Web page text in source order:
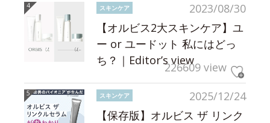
2023/08/30
スキンケア
【オルビス2大スキンケア】ユ
ー or ユードット 私にはどっ
ち？｜Editor’s view226609 view
2025/12/24
スキンケア
【保存版】オルビス ザ リンク